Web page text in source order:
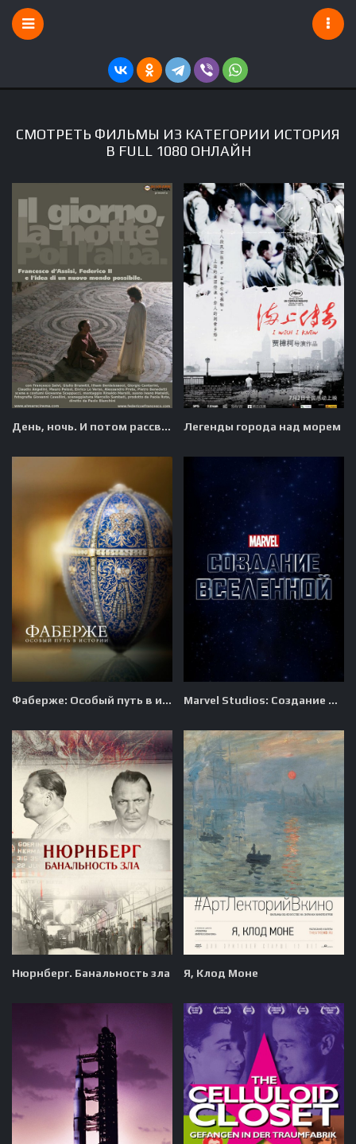
СМОТРЕТЬ ФИЛЬМЫ ИЗ КАТЕГОРИИ ИСТОРИЯ
В FULL 1080 ОНЛАЙН
День, ночь. И потом рассвет Легенды города над морем
Фаберже: Особый путь в истории Marvel Studios: Создание вселенной
Нюрнберг. Банальность зла Я, Клод Моне